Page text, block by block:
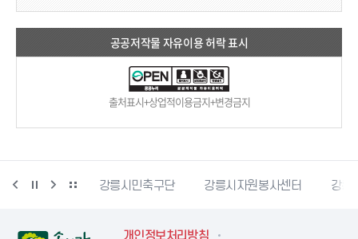
공공저작물 자유이용 허락 표시
출처표시+상업적이용금지+변경금지
재난안전포털 강릉시민축구단 강릉시자원봉사센터 강릉
개인정보처리방침